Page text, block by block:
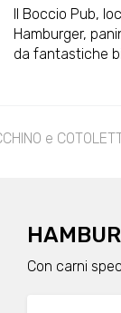
Il Boccio Pub,
Hamburger,
da fantastiche
e
Con carni